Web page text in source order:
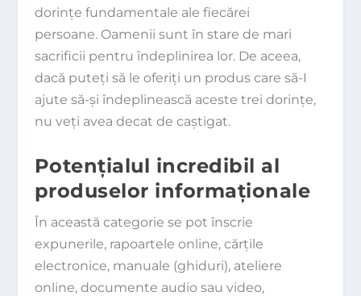
dorinţe fundamentale ale fiecărei
persoane. Oamenii sunt în stare de mari
sacrificii pentru îndeplinirea lor. De aceea,
dacă puteţi să le oferiţi un produs care să-I
ajute să-şi îndeplinească aceste trei dorinţe,
nu veţi avea decat de caştigat.
Potenţialul incredibil al
produselor informaţionale
În această categorie se pot înscrie
expunerile, rapoartele online, cărţile
electronice, manuale (ghiduri), ateliere
online, documente audio sau video,